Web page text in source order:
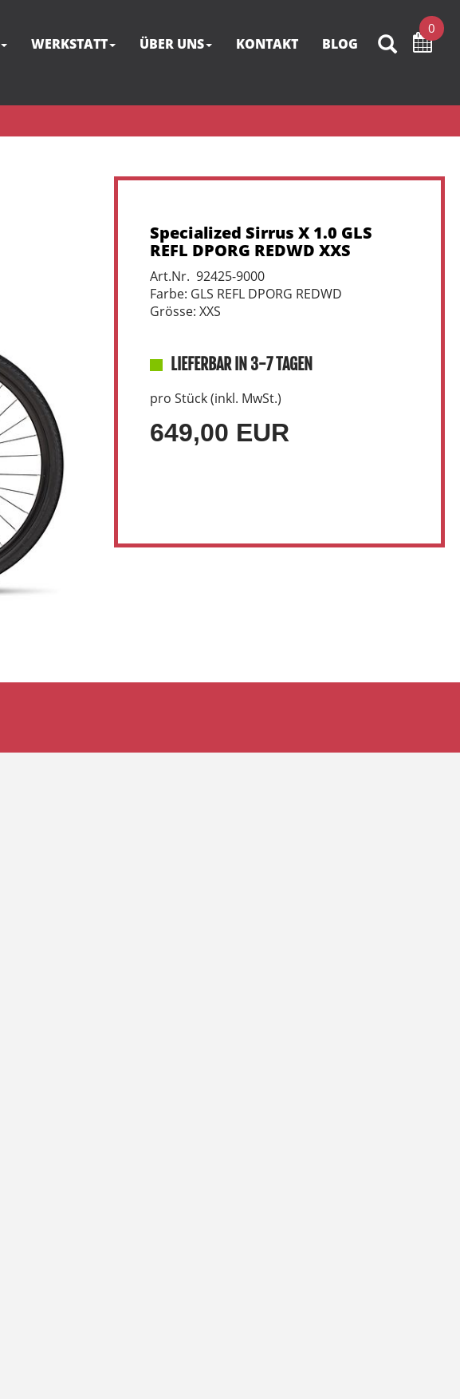
0
WERKSTATT ÜBER UNS KONTAKT BLOG
Specialized Sirrus X 1.0 GLS
REFL DPORG REDWD XXS
Art.Nr. 92425-9000
Farbe: GLS REFL DPORG REDWD
Grösse: XXS
LIEFERBAR IN 3-7 TAGEN
pro Stück (inkl. MwSt.)
649,00 EUR